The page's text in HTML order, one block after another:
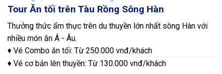
Tour Ăn tối trên Tàu Rồng Sông Hàn
Thưởng thức ẩm thực trên du thuyền lớn nhất sông Hàn với
nhiều món ăn Á - Âu.
♦ Vé Combo ăn tối: Từ 250.000 vnđ/khách
♦ Vé cơ bản lên thuyền: Từ 130.000 vnđ/khách